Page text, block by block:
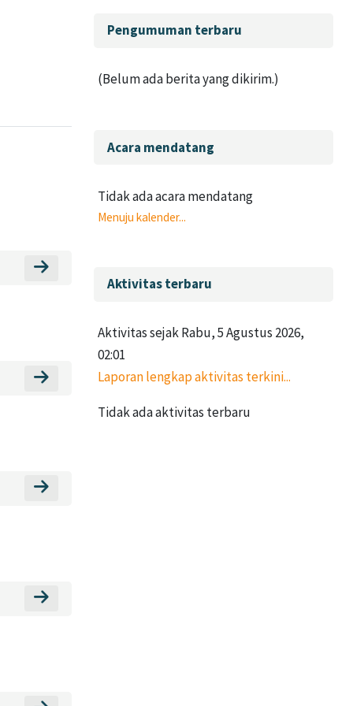
Menuju bagian Link Video Confrence
Menuju bagian Bahan Ajar/Materi
Menuju bagian Pengumpulan Tugas
Menuju bagian Sertifikat Pelatihan
Abaikan Pengumuman terbaru
Pengumuman terbaru
(Belum ada berita yang dikirim.)
Abaikan Acara mendatang
Acara mendatang
Tidak ada acara mendatang
Menuju kalender...
Abaikan Aktivitas terbaru
Aktivitas terbaru
Aktivitas sejak Rabu, 5 Agustus 2026,
02:01
Laporan lengkap aktivitas terkini...
Tidak ada aktivitas terbaru